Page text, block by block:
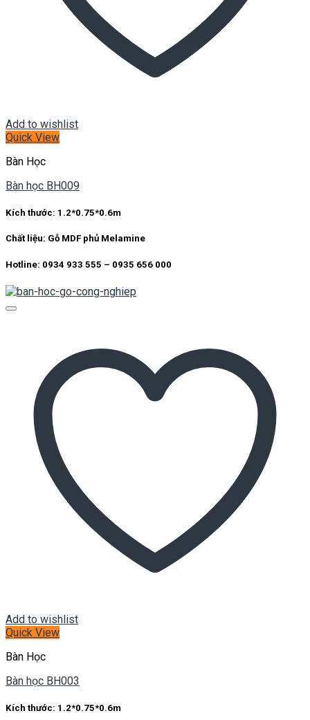
Add to wishlist
Quick View
Bàn Học
Bàn học BH009
Kích thước: 1.2*0.75*0.6m
Chất liệu: Gỗ MDF phủ Melamine
Hotline: 0934 933 555 – 0935 656 000
Add to wishlist
Quick View
Bàn Học
Bàn học BH003
Kích thước: 1.2*0.75*0.6m